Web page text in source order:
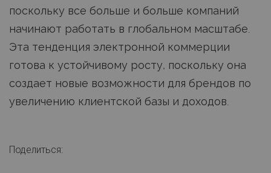
поскольку все больше и больше компаний
начинают работать в глобальном масштабе.
Эта тенденция электронной коммерции
готова к устойчивому росту, поскольку она
создает новые возможности для брендов по
увеличению клиентской базы и доходов.
Поделиться: